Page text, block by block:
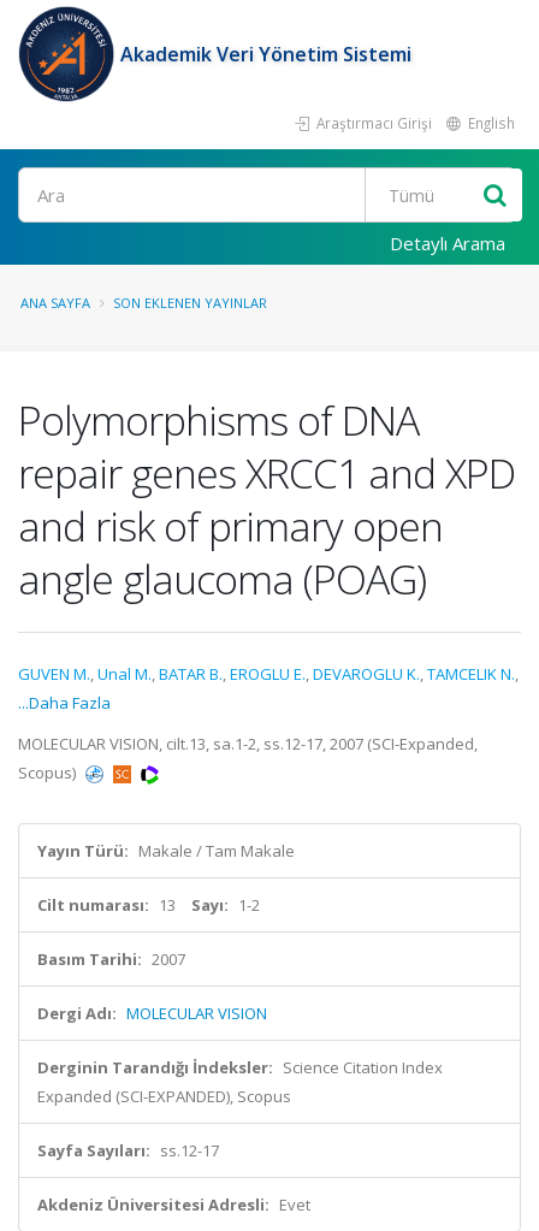
Akademik Veri Yönetim Sistemi
Araştırmacı Girişi English
Ara
Detaylı Arama
ANA SAYFA SON EKLENEN YAYINLAR
Polymorphisms of DNA
repair genes XRCC1 and XPD
and risk of primary open
angle glaucoma (POAG)
GUVEN M.,Unal M.,BATAR B.,EROGLU E.,DEVAROGLU K.,TAMCELIK N.,
...Daha Fazla
MOLECULAR VISION, cilt.13, sa.1-2, ss.12-17, 2007 (SCI-Expanded,
Scopus)
Yayın Türü: Makale / Tam Makale
Cilt numarası: 13 Sayı: 1-2
Basım Tarihi: 2007
Dergi Adı: MOLECULAR VISION
Derginin Tarandığı İndeksler: Science Citation Index
Expanded (SCI-EXPANDED), Scopus
Sayfa Sayıları: ss.12-17
Akdeniz Üniversitesi Adresli: Evet